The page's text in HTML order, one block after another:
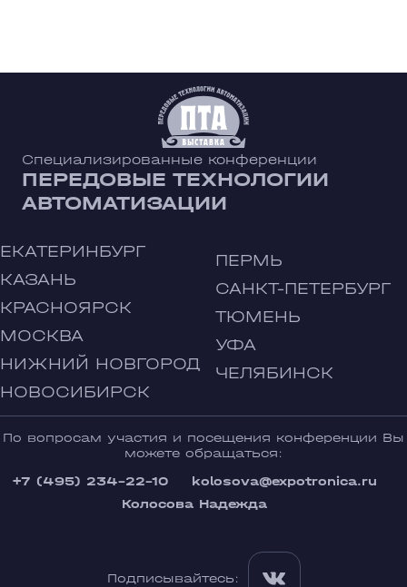
Специализированные конференции
ПЕРЕДОВЫЕ ТЕХНОЛОГИИ
АВТОМАТИЗАЦИИ
ЕКАТЕРИНБУРГ
КАЗАНЬ
КРАСНОЯРСК
МОСКВА
НИЖНИЙ НОВГОРОД
НОВОСИБИРСК
ПЕРМЬ
САНКТ-ПЕТЕРБУРГ
ТЮМЕНЬ
УФА
ЧЕЛЯБИНСК
По вопросам участия и посещения конференции Вы
можете обращаться:
+7 (495) 234-22-10
kolosova@expotronica.ru
Колосова Надежда
Подписывайтесь: